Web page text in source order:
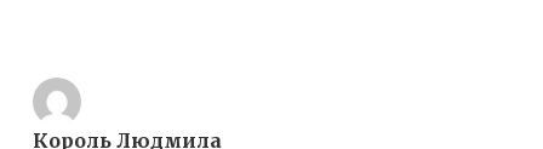
Король Людмила